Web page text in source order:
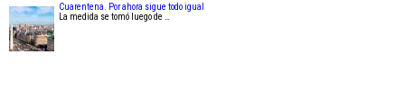
Cuarentena. Por ahora sigue todo igual
La medida se tomó luego de …